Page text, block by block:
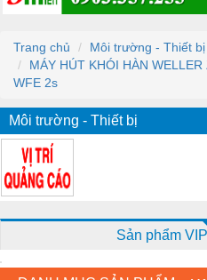
Trang chủ
Môi trường - Thiết bị
MÁY HÚT KHÓI HÀN
WFE 2s
Môi trường - Thiết bị
Sản phẩm